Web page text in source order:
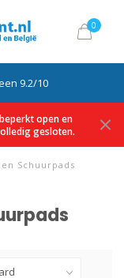
0
9.2/10
open en
gesloten.
Schuurpads